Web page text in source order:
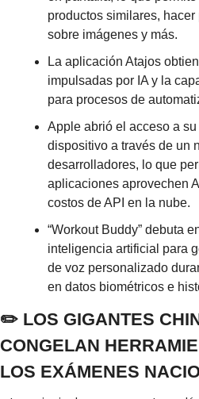
productos similares,
sobre imágenes y más.
La aplicación Atajos
impulsadas por IA y la
para procesos de
Apple abrió el acceso a su
dispositivo a través de un
desarrolladores, lo que
aplicaciones aprovechen
costos de API en la nube.
“Workout Buddy” debuta
inteligencia artificial para
de voz personalizado
en datos biométricos e
✏️ LOS GIGANTES
CONGELAN
LOS EXÁMENES